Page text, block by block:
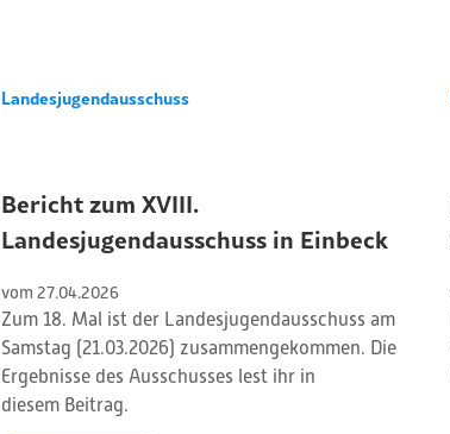
Landesjugendausschuss
Bericht zum XVIII.
Landesjugendausschuss in Einbeck
vom 27.04.2026
Zum 18. Mal ist der Landesjugendausschuss am
Samstag (21.03.2026) zusammengekommen. Die
Ergebnisse des Ausschusses lest ihr in
diesem Beitrag.